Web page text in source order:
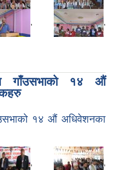
, ,
गाँउसभाको १४ औं
१४ औं अधिवेशनका
, ,